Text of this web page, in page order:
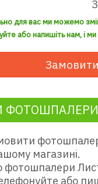
для вас ми можемо
або напишіть нам, і
магазині.
фотошпалери
або